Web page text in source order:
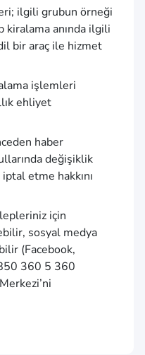
ilgili grubun örneği
anında ilgili
bir araç ile hizmet
işlemleri
ehliyet
haber
değişiklik
etme hakkını
için
sosyal medya
(Facebook,
360 5 360